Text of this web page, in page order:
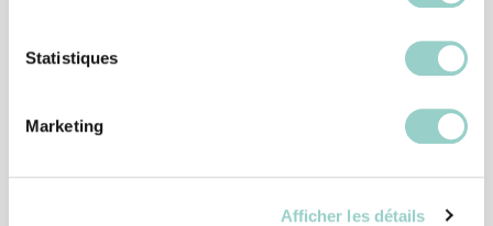
Statistiques
Marketing
Afficher les détails